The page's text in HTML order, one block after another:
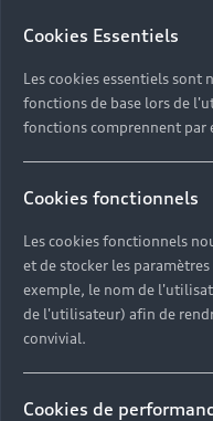
Nouvelle
tron
Jusqu’à 667 km
Découvrir
Réserver un essai
Cookies Essentiels
Les cookies essentiels sont
fonctions de base lors de
fonctions comprennent par
Cookies fonctionnels
Les cookies fonctionnels
et de stocker les
exemple, le nom de
de l'utilisateur) afin de
convivial.
Cookies de